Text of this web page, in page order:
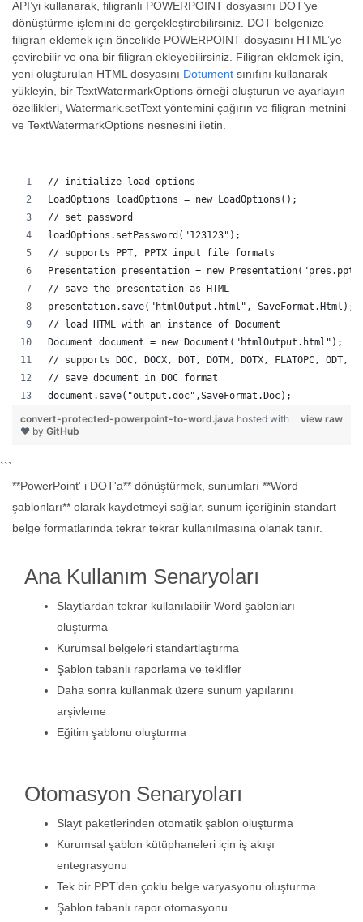
API’yi kullanarak, filigranlı POWERPOINT dosyasını DOT’ye
dönüştürme işlemini de gerçekleştirebilirsiniz. DOT belgenize
filigran eklemek için öncelikle POWERPOINT dosyasını HTML’ye
çevirebilir ve ona bir filigran ekleyebilirsiniz. Filigran eklemek için,
yeni oluşturulan HTML dosyasını Dotument sınıfını kullanarak
yükleyin, bir TextWatermarkOptions örneği oluşturun ve ayarlayın
özellikleri, Watermark.setText yöntemini çağırın ve filigran metnini
ve TextWatermarkOptions nesnesini iletin.
// initialize load options
LoadOptions loadOptions = new LoadOptions();
// set password
loadOptions.setPassword("123123");
// supports PPT, PPTX input file formats
Presentation presentation = new
// save the presentation as HTML
presentation.save("htmlOutput.html", SaveFormat.Html);
// load HTML with an instance of Document
Document document = new Document("htmlOutput.html");
// supports DOC, DOCX, DOT, DOTM, DOTX, FLATOPC,
// save document in DOC format
document.save("output.doc",SaveFormat.Doc);
view raw
convert-protected-powerpoint-to-word.java hosted with
❤ by GitHub
```
**PowerPoint' i DOT'a** dönüştürmek, sunumları **Word
şablonları** olarak kaydetmeyi sağlar, sunum içeriğinin standart
belge formatlarında tekrar tekrar kullanılmasına olanak tanır.
Ana Kullanım Senaryoları
Slaytlardan tekrar kullanılabilir Word şablonları
oluşturma
Kurumsal belgeleri standartlaştırma
Şablon tabanlı raporlama ve teklifler
Daha sonra kullanmak üzere sunum yapılarını
arşivleme
Eğitim şablonu oluşturma
Otomasyon Senaryoları
Slayt paketlerinden otomatik şablon oluşturma
Kurumsal şablon kütüphaneleri için iş akışı
entegrasyonu
Tek bir PPT’den çoklu belge varyasyonu oluşturma
Şablon tabanlı rapor otomasyonu